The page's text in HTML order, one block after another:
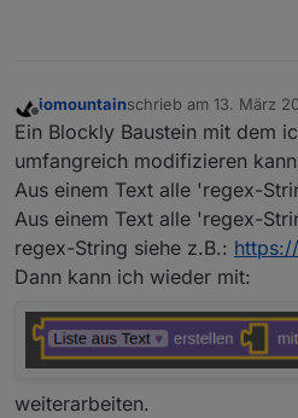
Offline
iomountainschrieb am 13. März
zuletzt editiert von
Ein Blockly Baustein mit dem
umfangreich modifizieren
Aus einem Text alle 'regex-
Aus einem Text alle 'regex-
regex-String siehe z.B.:
Dann kann ich wieder mit:
weiterarbeiten.